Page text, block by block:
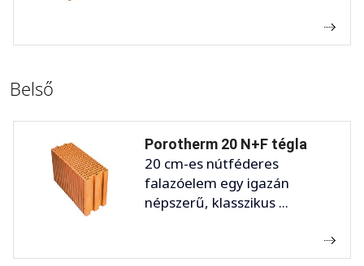
Belső
Porotherm 20 N+F tégla
20 cm-es nútféderes
falazóelem egy igazán
népszerű, klasszikus ...